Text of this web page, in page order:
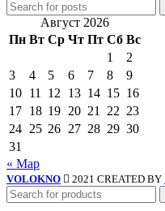
Август 2026
Пн Вт Ср Чт Пт Сб Вс
1
2
3
4 5 6 7 8
9
10 11 12 13 14 15 16
17 18 19 20 21 22 23
24 25 26 27 28 29 30
31
« Мар
VOLOKNO 2021 CREATED BY